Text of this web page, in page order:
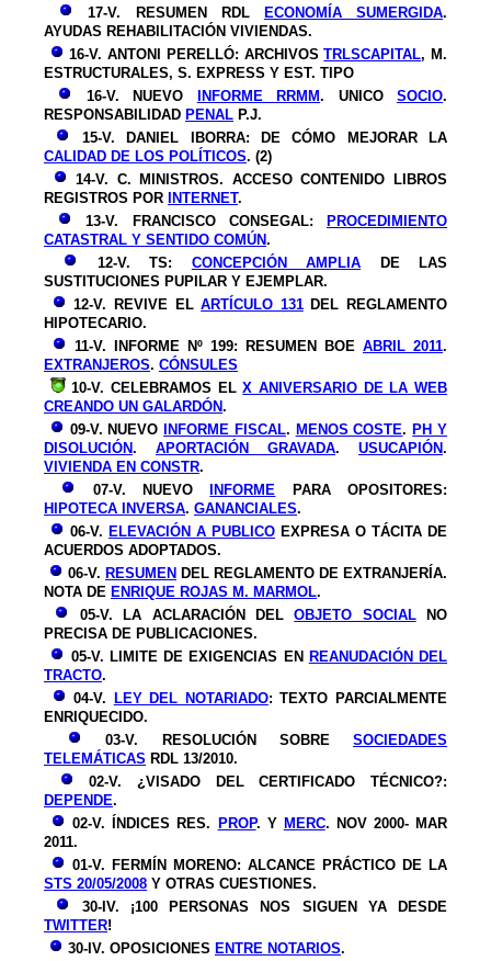
17-V. RESUMEN RDL
ECONOMÍA SUMERGIDA.
AYUDAS REHABILITACIÓN VIVIENDAS.
16-V. ANTONI PERELLÓ: ARCHIVOSTRLSCAPITAL, M.
ESTRUCTURALES, S. EXPRESS Y EST. TIPO
16-V. NUEVO
INFORME RRMM. UNICOSOCIO.
RESPONSABILIDAD PENAL P.J.
15-V. DANIEL IBORRA: DE CÓMO MEJORAR LA
CALIDAD DE LOS POLÍTICOS. (2)
14-V. C. MINISTROS. ACCESO CONTENIDO LIBROS
REGISTROS POR
INTERNET.
13-V. FRANCISCO CONSEGAL:
PROCEDIMIENTO
CATASTRAL Y SENTIDO COMÚN.
12-V. TS: CONCEPCIÓN AMPLIA DE LAS
SUSTITUCIONES PUPILAR Y EJEMPLAR.
12-V. REVIVE ELARTÍCULO 131DEL REGLAMENTO
HIPOTECARIO.
11-V. INFORME Nº 199: RESUMEN BOE ABRIL 2011.
EXTRANJEROS. CÓNSULES
10-V. CELEBRAMOS ELX ANIVERSARIO DE LA WEB
CREANDO UN GALARDÓN.
09-V. NUEVO
INFORME FISCAL. MENOS COSTE. PH Y
DISOLUCIÓN. APORTACIÓN GRAVADA. USUCAPIÓN.
VIVIENDA EN CONSTR.
07-V. NUEVO
INFORME PARA OPOSITORES:
HIPOTECA INVERSA. GANANCIALES.
06-V. ELEVACIÓN A PUBLICO EXPRESA O TÁCITA DE
ACUERDOS ADOPTADOS.
06-V. RESUMEN DEL REGLAMENTO DE EXTRANJERÍA.
NOTA DE ENRIQUE ROJAS M. MARMOL.
05-V. LA ACLARACIÓN DELOBJETO SOCIALNO
PRECISA DE PUBLICACIONES.
05-V. LIMITE DE EXIGENCIAS EN REANUDACIÓN DEL
TRACTO.
04-V.
LEY DEL NOTARIADO: TEXTO PARCIALMENTE
ENRIQUECIDO.
03-V. RESOLUCIÓN SOBRESOCIEDADES
TELEMÁTICAS RDL 13/2010.
02-V. ¿VISADO DEL CERTIFICADO TÉCNICO?:
DEPENDE.
02-V. ÍNDICES RES. PROP. Y MERC. NOV 2000- MAR
2011.
01-V. FERMÍN MORENO: ALCANCE PRÁCTICO DE LA
STS 20/05/2008 Y OTRAS CUESTIONES.
30-IV. ¡100 PERSONAS NOS SIGUEN YA DESDE
TWITTER!
30-IV. OPOSICIONES ENTRE NOTARIOS.